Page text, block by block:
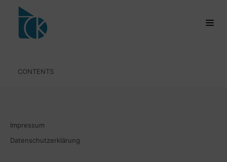
CONTENTS
Impressum
Datenschutzerklärung